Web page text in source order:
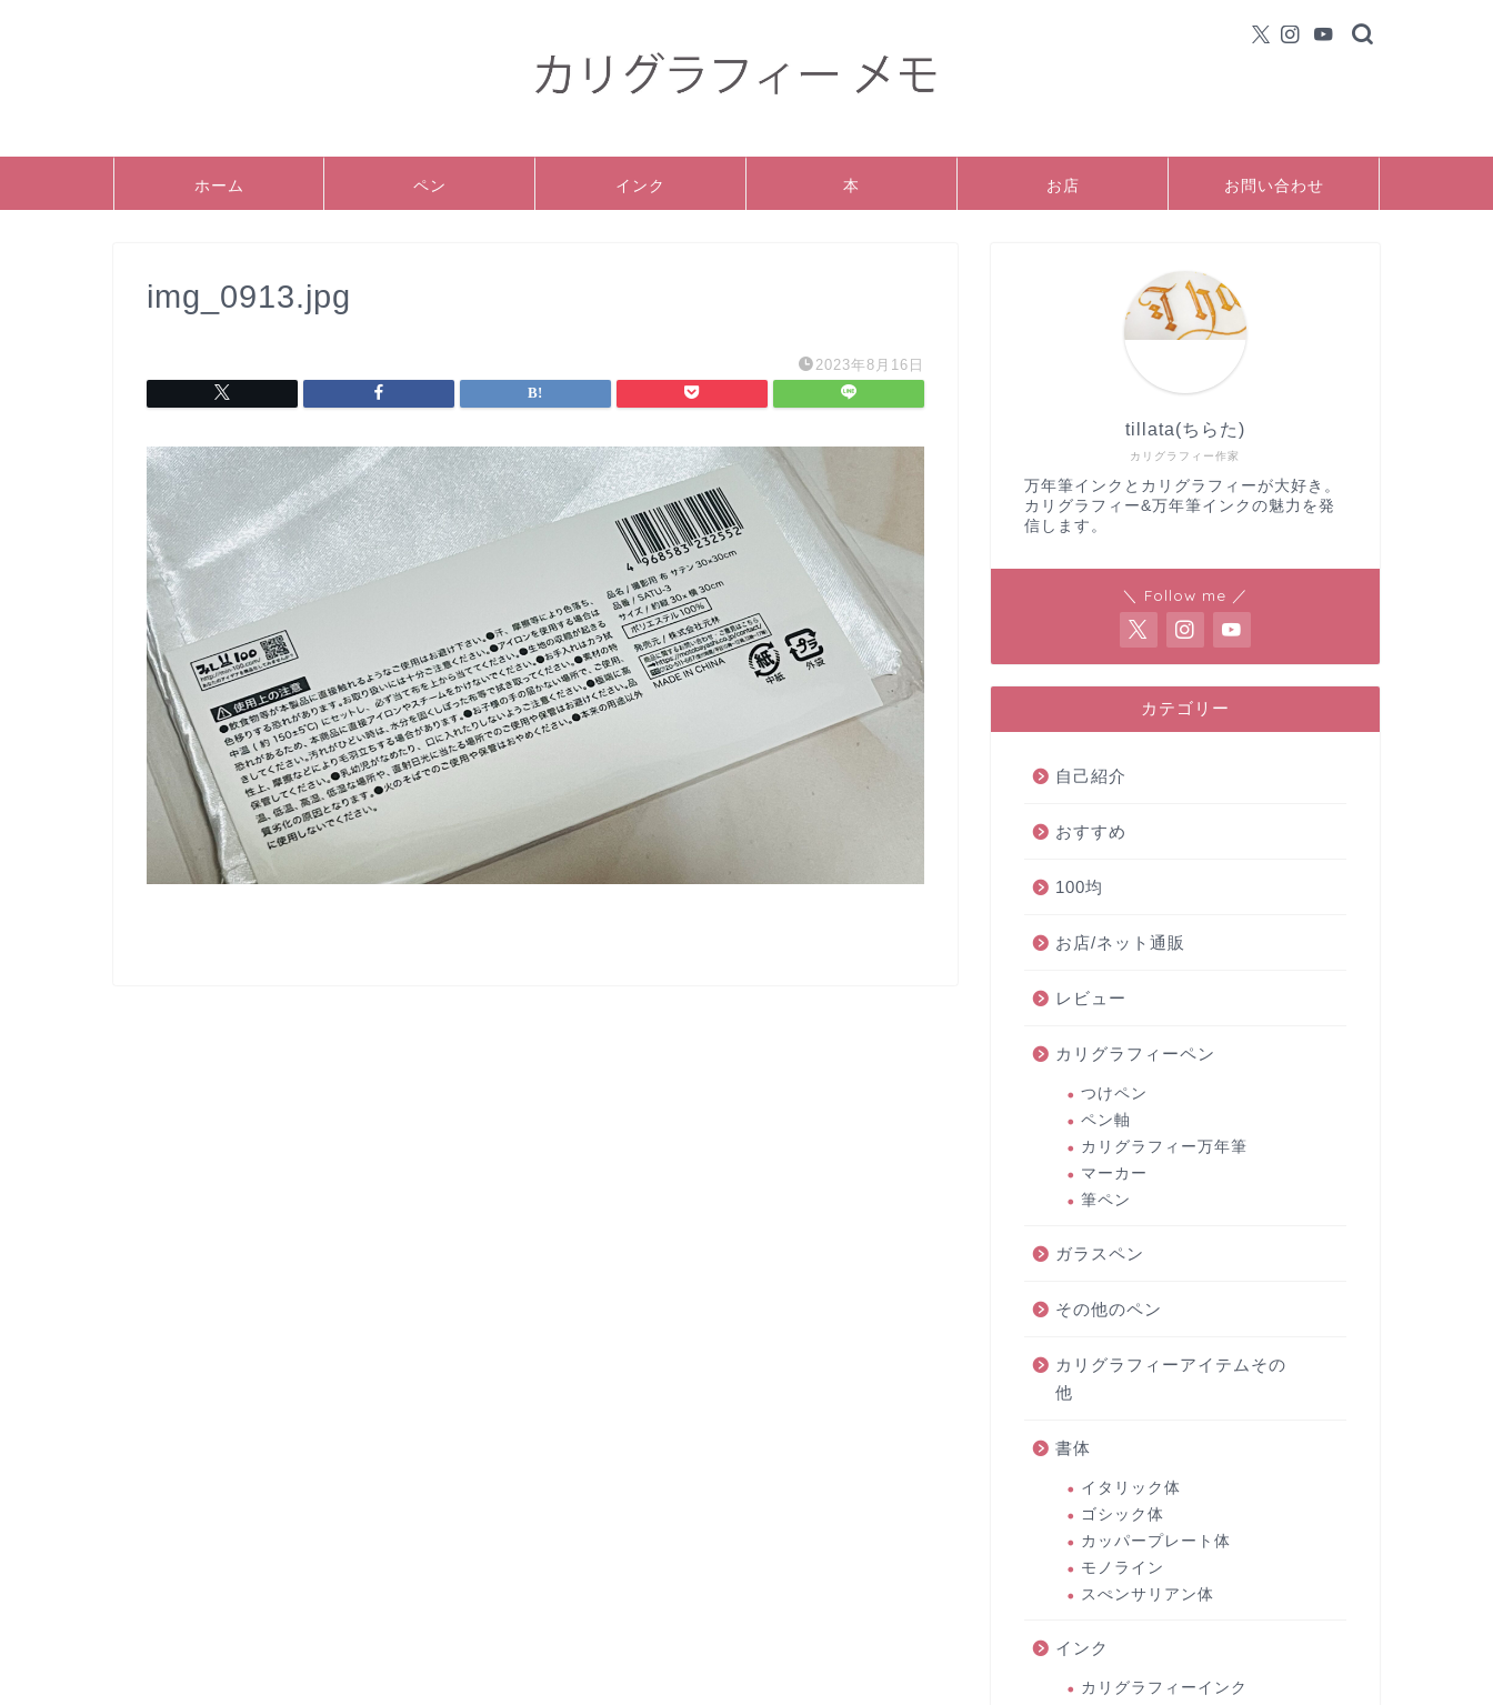
ホーム ペン インク 本 お店 お問い合わせ
img_0913.jpg
2023年8月16日
カリグラフィー作家
tillata(ちらた)
万年筆インクとカリグラフィーが大好き。
カリグラフィー&万年筆インクの魅力を発
信します。
＼ Follow me ／
カテゴリー
自己紹介
おすすめ
100均
お店/ネット通販
レビュー
カリグラフィーペン
つけペン
ペン軸
カリグラフィー万年筆
マーカー
筆ペン
ガラスペン
その他のペン
カリグラフィーアイテムその
他
書体
イタリック体
ゴシック体
カッパープレート体
モノライン
スぺンサリアン体
インク
カリグラフィーインク